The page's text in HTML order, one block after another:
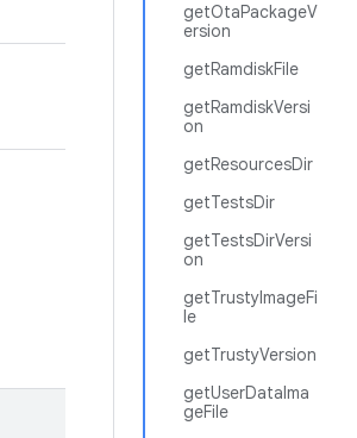
getOtaPackageV
ersion
getRamdiskFile
getRamdiskVersi
on
getResourcesDir
getTestsDir
getTestsDirVersi
on
getTrustyImageFi
le
getTrustyVersion
getUserDataIma
geFile